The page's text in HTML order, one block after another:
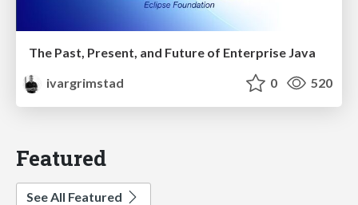
The Past, Present, and Future of Enterprise Java
ivargrimstad
0 520
Featured
See All Featured